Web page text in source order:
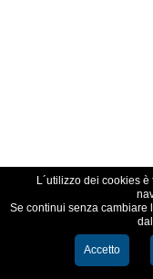
L´utilizzo dei cookies
Se continui senza cambiare
Accetto